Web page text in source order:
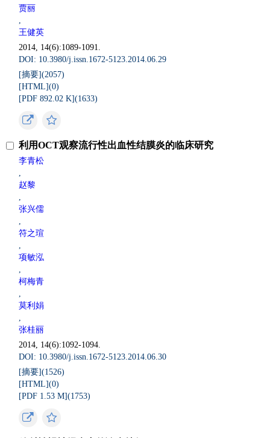
贾丽
,
王健英
2014, 14(6):1089-1091.
DOI: 10.3980/j.issn.1672-5123.2014.06.29
[摘要](2057)
[HTML](0)
[PDF 892.02 K](1633)
利用OCT观察流行性出血性结膜炎的临床研究
李青松
,
赵黎
,
张兴儒
,
符之瑄
,
项敏泓
,
柯梅青
,
莫利娟
,
张桂丽
2014, 14(6):1092-1094.
DOI: 10.3980/j.issn.1672-5123.2014.06.30
[摘要](1526)
[HTML](0)
[PDF 1.53 M](1753)